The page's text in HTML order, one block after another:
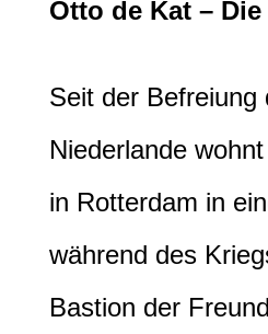
Otto de Kat –
Seit der Befreiung
Niederlande
in Rotterdam in
während des
Bastion der